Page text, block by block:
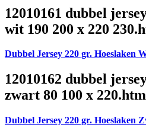
12010161 dubbel
wit 190 200 x 220
Dubbel Jersey 220 gr. Hoeslaken
12010162 dubbel
zwart 80 100 x
Dubbel Jersey 220 gr. Hoeslaken